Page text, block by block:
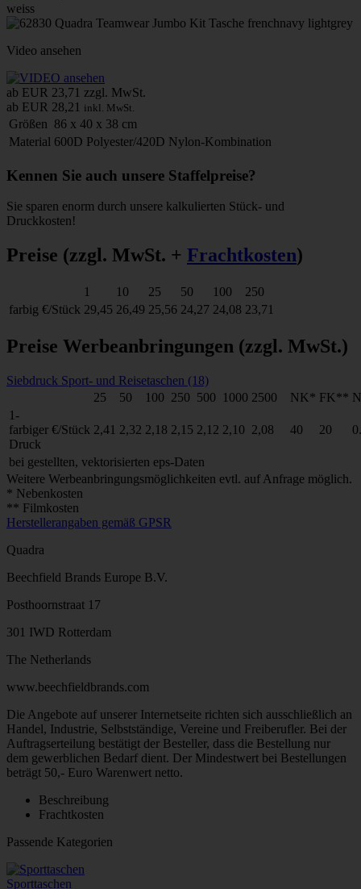
Video ansehen
ab EUR 23,71 zzgl. MwSt.
ab EUR 28,21 inkl. MwSt.
Größen 86 x 40 x 38 cm
Material 600D Polyester/420D Nylon-Kombination
Kennen Sie auch unsere Staffelpreise?
Sie sparen enorm durch unsere kalkulierten Stück- und
Druckkosten!
Preise (zzgl. MwSt. + Frachtkosten)
1 10 25 50 100
250
farbig €/Stück 29,45 26,49 25,56 24,27 24,08 23,71
Preise Werbeanbringungen (zzgl. MwSt.)
Siebdruck Sport- und Reisetaschen (18)
25
50 100 250 500 1000 2500 NK* FK**
1-
farbiger
Druck
€/Stück 2,41 2,32 2,18 2,15 2,12 2,10 2,08 40 20
bei gestellten, vektorisierten eps-Daten
Weitere Werbeanbringungsmöglichkeiten evtl. auf Anfrage möglich.
* Nebenkosten
** Filmkosten
Herstellerangaben gemäß GPSR
Quadra
Beechfield Brands Europe B.V.
Posthoornstraat 17
301 IWD Rotterdam
The Netherlands
www.beechfieldbrands.com
Die Angebote auf unserer Internetseite richten sich ausschließlich an
Handel, Industrie, Selbstständige, Vereine und Freiberufler. Bei der
Auftragserteilung bestätigt der Besteller, dass die Bestellung nur
dem gewerblichen Bedarf dient. Der Mindestwert bei Bestellungen
beträgt 50,- Euro Warenwert netto.
Beschreibung
Frachtkosten
Passende Kategorien
Sporttaschen